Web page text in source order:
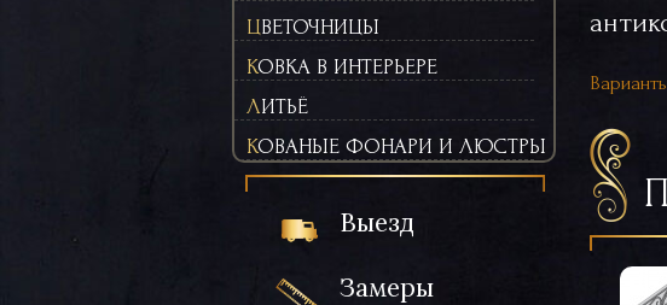
ЦВЕТОЧНИЦЫ
КОВКА В ИНТЕРЬЕРЕ
ЛИТЬЁ
КОВАНЫЕ ФОНАРИ И ЛЮСТРЫ
Выезд
Замеры